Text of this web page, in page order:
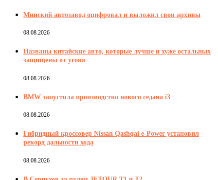
Минский автозавод оцифровал и выложил свои архивы
08.08.2026
Названы китайские авто, которые лучше и хуже остальных
защищены от угона
08.08.2026
BMW запустила производство нового седана i3
08.08.2026
Гибридный кроссовер Nissan Qashqai e-Power установил
рекорд дальности хода
08.08.2026